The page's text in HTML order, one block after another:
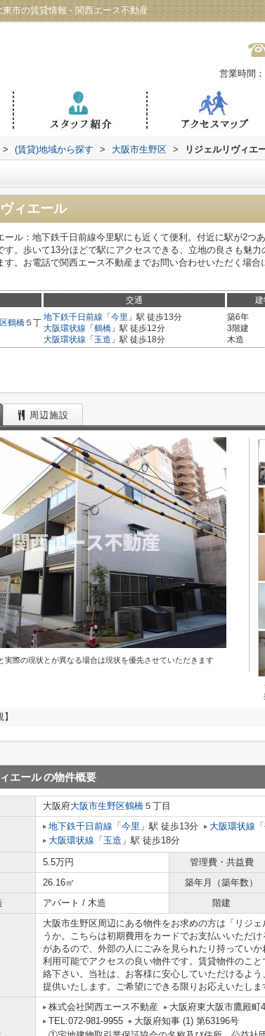
市の賃貸情報 - 関西エース不動産
営業時間
> (賃貸)地域から探す > 大阪市生野区 > リジェルリヴィエ
ィエール
ール：地下鉄千日前線今里駅にも近くて便利。付近に駅が2つ
す。歩いて13分ほどで駅にアクセスできる、立地の良さも魅
す。お電話で関西エース不動産までお問い合わせいただく場合
交通 建
鶴橋 ５丁
地下鉄千日前線 「 今里 」駅 徒歩13分
大阪環状線 「 鶴橋 」駅 徒歩12分
大阪環状線 「 玉造 」駅 徒歩18分
築6年
3階建
木造
周辺施設
実際の現状とが異なる場合は現状を優先させていただきます
エールの物件概要
大阪府大阪市生野区鶴橋 ５丁目
地下鉄千日前線 「 今里 」駅 徒歩13分 大阪環状線 「
大阪環状線 「 玉造 」駅 徒歩18分
5.5万円 管理費・共益費
26.16㎡ 築年月（築年数）
アパート / 木造 階建
大阪市生野区周辺にある物件をお求めの方は「リジ
うか。こちらは初期費用をカードでお支払いいただ
があるので、外部の人にごみを見られたり持ってい
利用可能でアクセスの良い物件です。賃貸物件のこ
絡下さい。当社は、お客様に安心していただけるよ
提供いたします。ご希望にできる限りお応えいたしま
株式会社関西エース不動産
大阪府東大阪市鷹殿町
TEL:072-981-9955
大阪府知事 (1) 第63196号